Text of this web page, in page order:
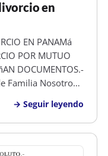
en
EN PANAMá
POR MUTUO
DOCUMENTOS.-
Familia Nosotros,
de identidad
y KRISANN
Seguir leyendo